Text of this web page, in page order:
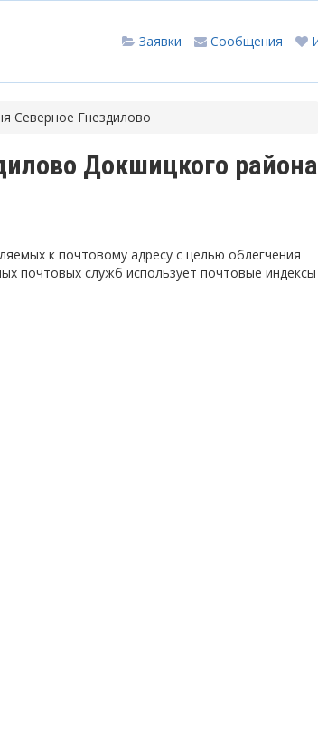
Сообщения
Заявки
Северное Гнездилово
Докшицкого района
к почтовому адресу с целью облегчения
почтовых служб использует почтовые индексы